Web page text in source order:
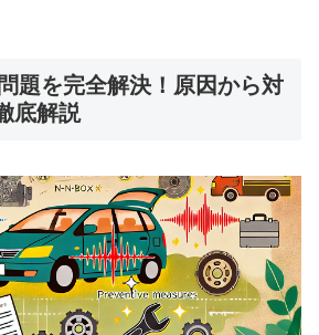
題を完全解決！原因から対
底解説